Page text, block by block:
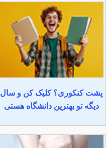
پشت کنکوری؟ کلیک کن و سال
دیگه تو بهترین دانشگاه هستی